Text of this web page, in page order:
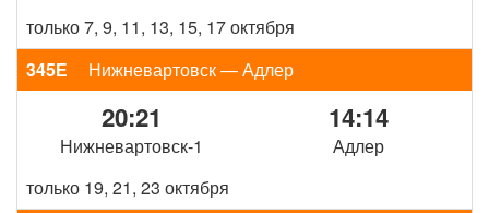
только 7, 9, 11, 13, 15, 17 октября
345Е
Нижневартовск — Адлер
20:21
Нижневартовск-1
14:14
Адлер
только 19, 21, 23 октября